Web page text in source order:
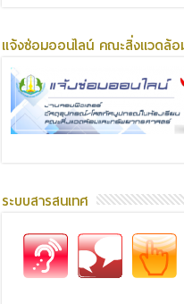
แจ้งซ่อมออนไลน์ คณะสิ่งแวดล้อ
ระบบสารสนเทศ